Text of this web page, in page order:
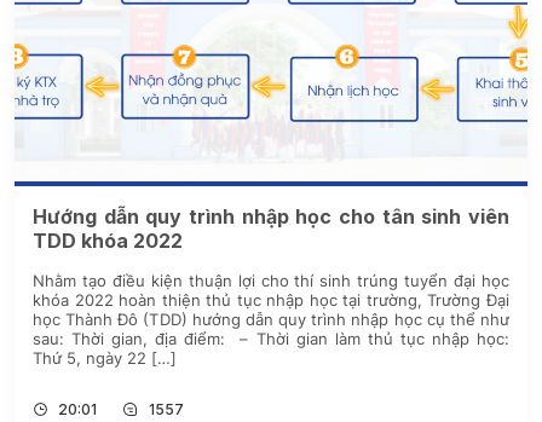
Hướng dẫn quy trình nhập học cho tân sinh viên
TDD khóa 2022
Nhằm tạo điều kiện thuận lợi cho thí sinh trúng tuyển đại học
khóa 2022 hoàn thiện thủ tục nhập học tại trường, Trường Đại
học Thành Đô (TDD) hướng dẫn quy trình nhập học cụ thể như
sau: Thời gian, địa điểm: – Thời gian làm thủ tục nhập học:
Thứ 5, ngày 22 […]
20:01 1557